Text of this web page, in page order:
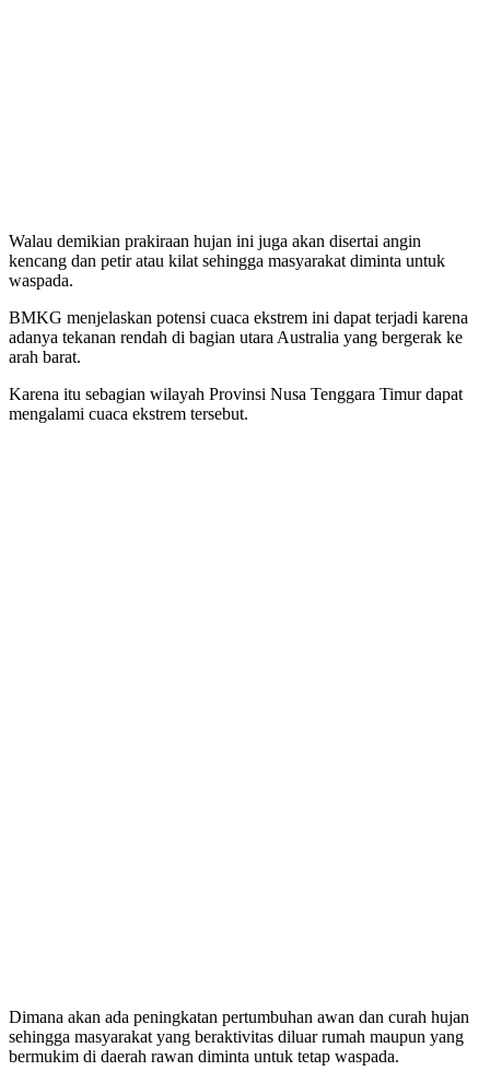
Walau demikian prakiraan hujan ini juga akan disertai angin
kencang dan petir atau kilat sehingga masyarakat diminta untuk
waspada.
BMKG menjelaskan potensi cuaca ekstrem ini dapat terjadi karena
adanya tekanan rendah di bagian utara Australia yang bergerak ke
arah barat.
Karena itu sebagian wilayah Provinsi Nusa Tenggara Timur dapat
mengalami cuaca ekstrem tersebut.
Dimana akan ada peningkatan pertumbuhan awan dan curah hujan
sehingga masyarakat yang beraktivitas diluar rumah maupun yang
bermukim di daerah rawan diminta untuk tetap waspada.